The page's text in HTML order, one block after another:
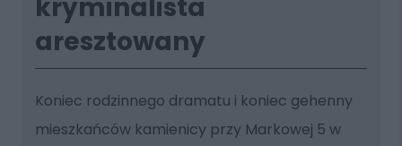
kryminalista
aresztowany
Koniec rodzinnego dramatu i koniec gehenny
mieszkańców kamienicy przy Markowej 5 w